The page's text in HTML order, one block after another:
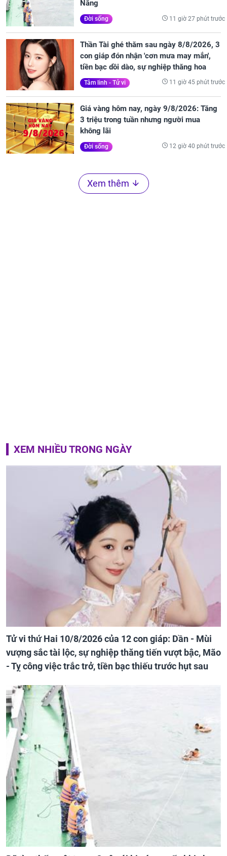
Nẵng
Đời sống 11 giờ 27 phút trước
Thần Tài ghé thăm sau ngày 8/8/2026, 3
con giáp đón nhận 'cơn mưa may mắn',
tiền bạc dồi dào, sự nghiệp thăng hoa
Tâm linh - Tử vi 11 giờ 45 phút trước
Giá vàng hôm nay, ngày 9/8/2026: Tăng
3 triệu trong tuần nhưng người mua
không lãi
Đời sống 12 giờ 40 phút trước
Xem thêm
XEM NHIỀU TRONG NGÀY
Tử vi thứ Hai 10/8/2026 của 12 con giáp: Dần - Mùi
vượng sắc tài lộc, sự nghiệp thăng tiến vượt bậc, Mão
- Tỵ công việc trắc trở, tiền bạc thiếu trước hụt sau